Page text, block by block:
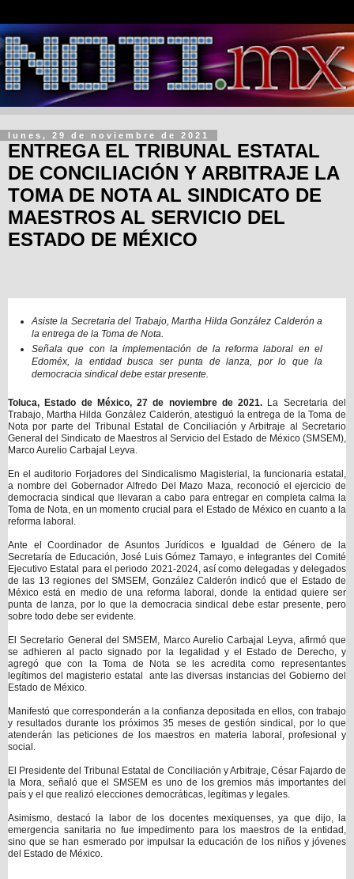
lunes, 29 de noviembre de 2021
ENTREGA EL TRIBUNAL ESTATAL
DE CONCILIACIÓN Y ARBITRAJE LA
TOMA DE NOTA AL SINDICATO DE
MAESTROS AL SERVICIO DEL
ESTADO DE MÉXICO
Asiste la Secretaria del Trabajo, Martha Hilda González Calderón a
la entrega de la Toma de Nota.
Señala que con la implementación de la reforma laboral en el
Edoméx, la entidad busca ser punta de lanza, por lo que la
democracia sindical debe estar presente.
Toluca, Estado de México, 27 de noviembre de 2021. La Secretaria del
Trabajo, Martha Hilda González Calderón, atestiguó la entrega de la Toma de
Nota por parte del Tribunal Estatal de Conciliación y Arbitraje al Secretario
General del Sindicato de Maestros al Servicio del Estado de México (SMSEM),
Marco Aurelio Carbajal Leyva.
En el auditorio Forjadores del Sindicalismo Magisterial, la funcionaria estatal,
a nombre del Gobernador Alfredo Del Mazo Maza, reconoció el ejercicio de
democracia sindical que llevaran a cabo para entregar en completa calma la
Toma de Nota, en un momento crucial para el Estado de México en cuanto a la
reforma laboral.
Ante el Coordinador de Asuntos Jurídicos e Igualdad de Género de la
Secretaría de Educación, José Luis Gómez Tamayo, e integrantes del Comité
Ejecutivo Estatal para el periodo 2021-2024, así como delegadas y delegados
de las 13 regiones del SMSEM, González Calderón indicó que el Estado de
México está en medio de una reforma laboral, donde la entidad quiere ser
punta de lanza, por lo que la democracia sindical debe estar presente, pero
sobre todo debe ser evidente.
El Secretario General del SMSEM, Marco Aurelio Carbajal Leyva, afirmó que
se adhieren al pacto signado por la legalidad y el Estado de Derecho, y
agregó que con la Toma de Nota se les acredita como representantes
legítimos del magisterio estatal ante las diversas instancias del Gobierno del
Estado de México.
Manifestó que corresponderán a la confianza depositada en ellos, con trabajo
y resultados durante los próximos 35 meses de gestión sindical, por lo que
atenderán las peticiones de los maestros en materia laboral, profesional y
social.
El Presidente del Tribunal Estatal de Conciliación y Arbitraje, César Fajardo de
la Mora, señaló que el SMSEM es uno de los gremios más importantes del
país y el que realizó elecciones democráticas, legítimas y legales.
Asimismo, destacó la labor de los docentes mexiquenses, ya que dijo, la
emergencia sanitaria no fue impedimento para los maestros de la entidad,
sino que se han esmerado por impulsar la educación de los niños y jóvenes
del Estado de México.